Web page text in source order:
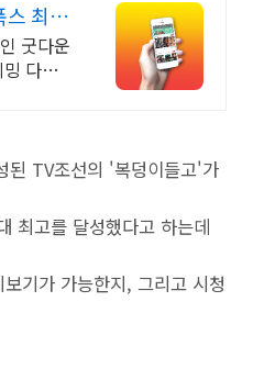
스 최대
굿다운
다운
된 TV조선의 '복덩이들고'가
최고를 달성했다고 하는데
기가 가능한지, 그리고 시청